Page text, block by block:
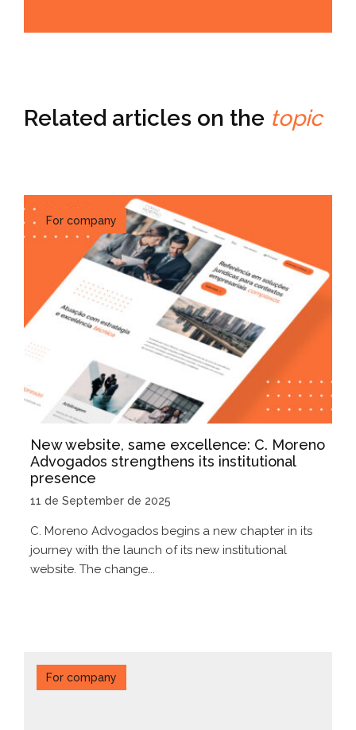
Related articles on the topic
For company
New website, same excellence: C. Moreno
Advogados strengthens its institutional
presence
11 de September de 2025
C. Moreno Advogados begins a new chapter in its
journey with the launch of its new institutional
website. The change...
For company